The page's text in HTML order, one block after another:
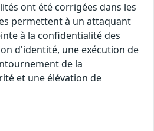
ont été corrigées dans les
permettent à un attaquant
à la confidentialité des
d'identité, une exécution de
de la
et une élévation de